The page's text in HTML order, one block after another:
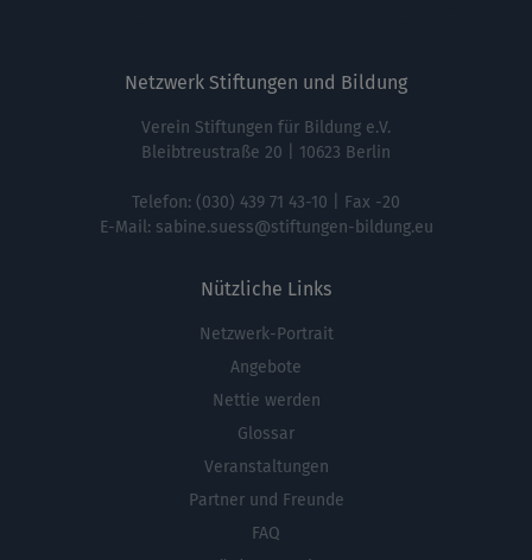
Netzwerk Stiftungen und Bildung
Verein Stiftungen für Bildung e.V.
Bleibtreustraße 20 | 10623 Berlin
Telefon: (030) 439 71 43-10 | Fax -20
E-Mail: sabine.suess@stiftungen-bildung.eu
Nützliche Links
Fußbereichsmenü
Netzwerk-Portrait
Angebote
Nettie werden
Glossar
Veranstaltungen
Partner und Freunde
FAQ